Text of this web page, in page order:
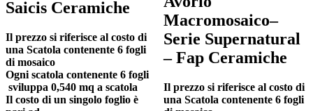
Saicis Ceramiche
Il prezzo si riferisce al costo di
una Scatola contenente 6 fogli
di mosaico
Ogni scatola contenente 6 fogli
sviluppa 0,540 mq a scatola
Il costo di un singolo foglio è
Macromosaico–
Serie Supernatural
– Fap Ceramiche
Il prezzo si riferisce al costo di
una Scatola contenente 6 fogli